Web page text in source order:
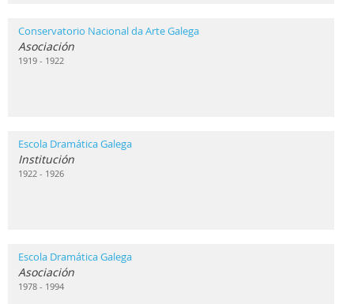
Conservatorio Nacional da Arte Galega
Asociación
1919 - 1922
Escola Dramática Galega
Institución
1922 - 1926
Escola Dramática Galega
Asociación
1978 - 1994